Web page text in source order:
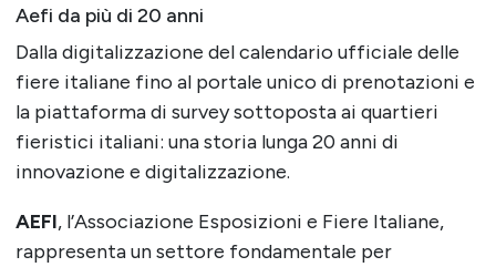
Aefi da più di 20 anni
Dalla digitalizzazione del calendario ufficiale delle
fiere italiane fino al portale unico di prenotazioni e
la piattaforma di survey sottoposta ai quartieri
fieristici italiani: una storia lunga 20 anni di
innovazione e digitalizzazione.
AEFI, l’Associazione Esposizioni e Fiere Italiane,
rappresenta un settore fondamentale per